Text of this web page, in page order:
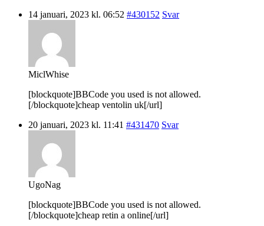
14 januari, 2023 kl. 06:52 #430152 Svar
MiclWhise
[blockquote]BBCode you used is not allowed.
[/blockquote]cheap ventolin uk[/url]
20 januari, 2023 kl. 11:41 #431470 Svar
UgoNag
[blockquote]BBCode you used is not allowed.
[/blockquote]cheap retin a online[/url]